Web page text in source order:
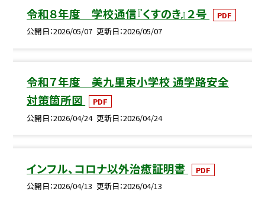
令和８年度 学校通信『くすのき』２号
PDF
公開日 2026/05/07 更新日 2026/05/07
令和７年度 美九里東小学校 通学路安全
対策箇所図
PDF
公開日 2026/04/24 更新日 2026/04/24
インフル、コロナ以外治癒証明書
PDF
公開日 2026/04/13 更新日 2026/04/13